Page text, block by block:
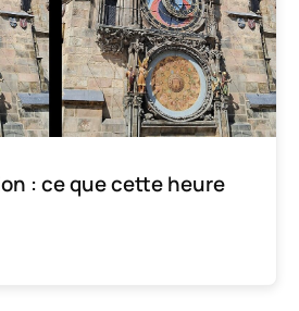
: ce que cette heure